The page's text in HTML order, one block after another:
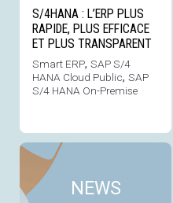
S/4HANA : L’ERP PLUS
RAPIDE, PLUS EFFICACE
ET PLUS TRANSPARENT
Smart ERP, SAP S/4
HANA Cloud Public, SAP
S/4 HANA On-Premise
NEWS